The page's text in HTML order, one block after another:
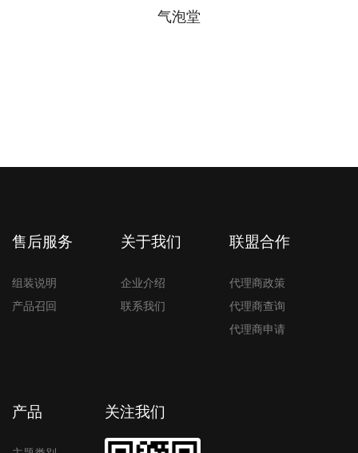
气泡堂
售后服务
组装说明
产品召回
关于我们
企业介绍
联系我们
联盟合作
代理商政策
代理商查询
代理商申请
产品 关注我们